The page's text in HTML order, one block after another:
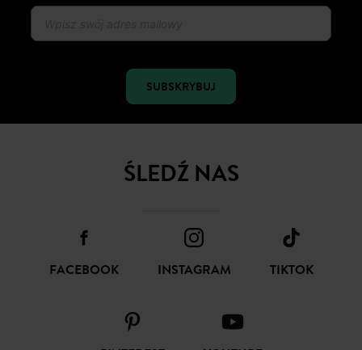
SUBSKRYBUJ
ŚLEDŹ NAS
FACEBOOK INSTAGRAM TIKTOK